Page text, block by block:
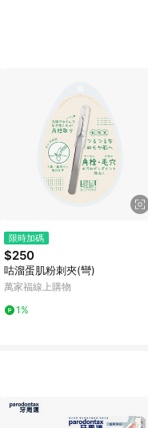
限時加碼
$250
咕溜蛋肌粉刺夾(彎)
萬家福線上購物
1%